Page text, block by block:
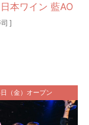
本ワイン 藍AO
]
（金）オープン